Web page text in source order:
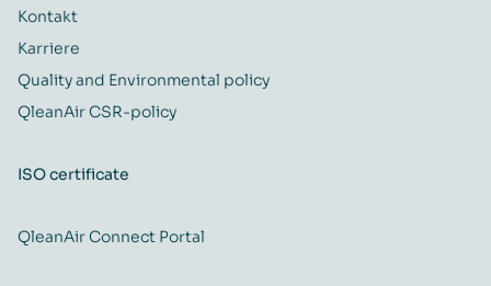
Kontakt
Karriere
Quality and Environmental policy
QleanAir CSR-policy
ISO certificate
QleanAir Connect Portal